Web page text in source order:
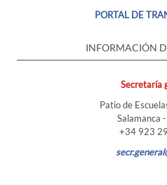
PORTAL DE
INFORMACIÓN
Secretaría
Patio de
Salamanca
+34 923